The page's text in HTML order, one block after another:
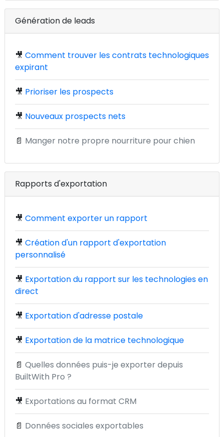
Génération de leads
🎥 Comment trouver les contrats technologiques
expirant
🎥 Prioriser les prospects
🎥 Nouveaux prospects nets
📄 Manger notre propre nourriture pour chien
Rapports d'exportation
🎥 Comment exporter un rapport
🎥 Création d'un rapport d'exportation
personnalisé
🎥 Exportation du rapport sur les technologies en
direct
🎥 Exportation d'adresse postale
🎥 Exportation de la matrice technologique
📄 Quelles données puis-je exporter depuis
BuiltWith Pro ?
🎥 Exportations au format CRM
📄 Données sociales exportables